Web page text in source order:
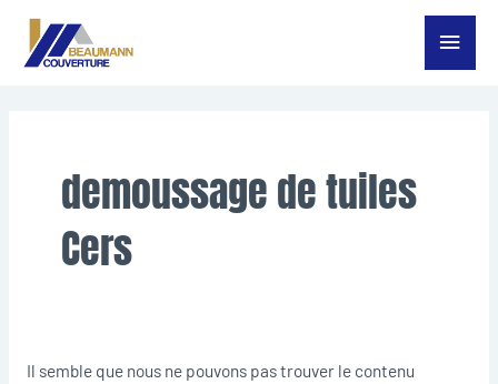
Aller
Menu
demoussage de tuiles
Cers
Il semble que nous ne pouvons pas trouver le contenu